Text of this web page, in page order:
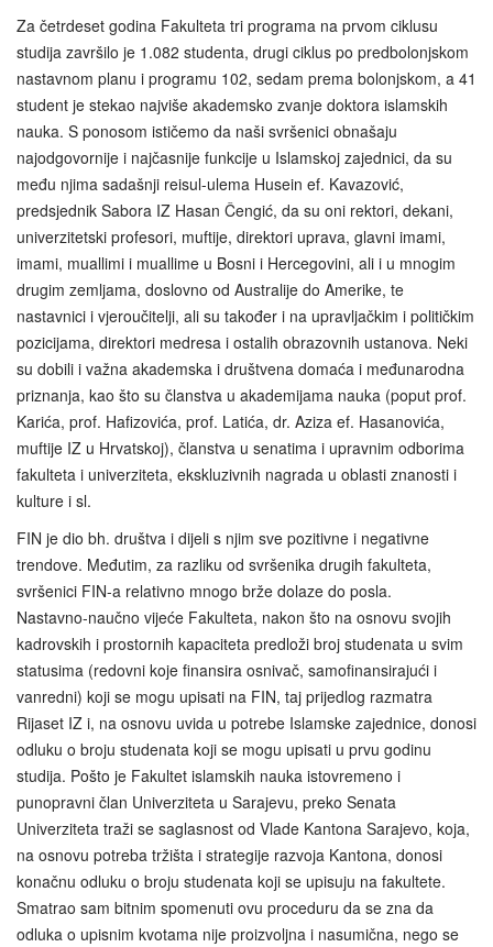
Za četrdeset godina Fakulteta tri programa na prvom ciklusu
studija završilo je 1.082 studenta, drugi ciklus po predbolonjskom
nastavnom planu i programu 102, sedam prema bolonjskom, a 41
student je stekao najviše akademsko zvanje doktora islamskih
nauka. S ponosom ističemo da naši svršenici obnašaju
najodgovornije i najčasnije funkcije u Islamskoj zajednici, da su
među njima sadašnji reisul-ulema Husein ef. Kavazović,
predsjednik Sabora IZ Hasan Čengić, da su oni rektori, dekani,
univerzitetski profesori, muftije, direktori uprava, glavni imami,
imami, muallimi i muallime u Bosni i Hercegovini, ali i u mnogim
drugim zemljama, doslovno od Australije do Amerike, te
nastavnici i vjeroučitelji, ali su također i na upravljačkim i političkim
pozicijama, direktori medresa i ostalih obrazovnih ustanova. Neki
su dobili i važna akademska i društvena domaća i međunarodna
priznanja, kao što su članstva u akademijama nauka (poput prof.
Karića, prof. Hafizovića, prof. Latića, dr. Aziza ef. Hasanovića,
muftije IZ u Hrvatskoj), članstva u senatima i upravnim odborima
fakulteta i univerziteta, ekskluzivnih nagrada u oblasti znanosti i
kulture i sl.
FIN je dio bh. društva i dijeli s njim sve pozitivne i negativne
trendove. Međutim, za razliku od svršenika drugih fakulteta,
svršenici FIN-a relativno mnogo brže dolaze do posla.
Nastavno‑naučno vijeće Fakulteta, nakon što na osnovu svojih
kadrovskih i prostornih kapaciteta predloži broj studenata u svim
statusima (redovni koje finansira osnivač, samofinansirajući i
vanredni) koji se mogu upisati na FIN, taj prijedlog razmatra
Rijaset IZ i, na osnovu uvida u potrebe Islamske zajednice, donosi
odluku o broju studenata koji se mogu upisati u prvu godinu
studija. Pošto je Fakultet islamskih nauka istovremeno i
punopravni član Univerziteta u Sarajevu, preko Senata
Univerziteta traži se saglasnost od Vlade Kantona Sarajevo, koja,
na osnovu potreba tržišta i strategije razvoja Kantona, donosi
konačnu odluku o broju studenata koji se upisuju na fakultete.
Smatrao sam bitnim spomenuti ovu proceduru da se zna da
odluka o upisnim kvotama nije proizvoljna i nasumična, nego se